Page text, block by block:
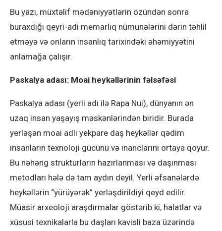
Bu yazı, müxtəlif mədəniyyətlərin özündən sonra
buraxdığı qeyri-adi memarlıq nümunələrini dərin təhlil
etməyə və onların insanlıq tarixindəki əhəmiyyətini
anlamağa çalışır.
Paskalya adası: Moai heykəllərinin fəlsəfəsi
Paskalya adası (yerli adı ilə Rapa Nui), dünyanın ən
uzaq insan yaşayış məskənlərindən biridir. Burada
yerləşən moai adlı yekpare daş heykəllər qədim
insanların texnoloji gücünü və inanclarını ortaya qoyur.
Bu nəhəng strukturların hazırlanması və daşınması
metodları hələ də tam aydın deyil. Yerli əfsanələrdə
heykəllərin “yürüyərək” yerləşdirildiyi qeyd edilir.
Müasir arxeoloji araşdırmalar göstərib ki, halatlar və
xüsusi texnikalarla bu daşları kavisli baza üzərində